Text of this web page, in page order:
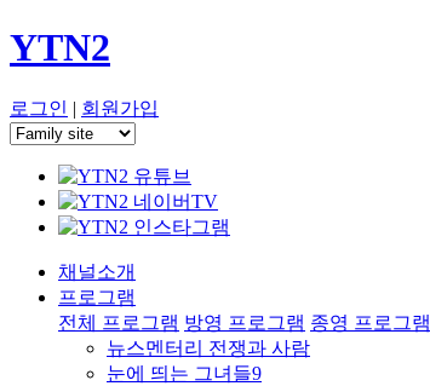
YTN2
로그인 | 회원가입
채널소개
프로그램
전체 프로그램 방영 프로그램 종영 프로그램
뉴스멘터리 전쟁과 사람
눈에 띄는 그녀들9